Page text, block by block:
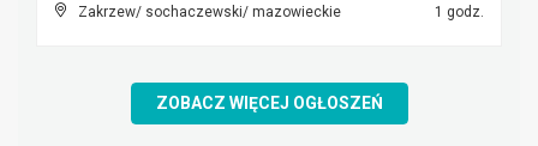
Zakrzew/ sochaczewski/ mazowieckie 1 godz.
ZOBACZ WIĘCEJ OGŁOSZEŃ